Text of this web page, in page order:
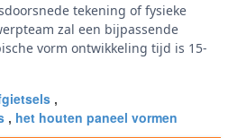
tekening of fysieke
zal een bijpassende
vorm ontwikkeling tijd is 15-
,
, het houten paneel vormen